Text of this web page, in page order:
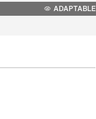
ADAPTABLE